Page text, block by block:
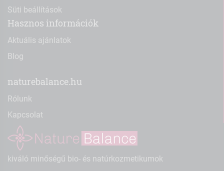
Süti beállítások
Hasznos információk
Aktuális ajánlatok
Blog
naturebalance.hu
Rólunk
Kapcsolat
kiváló minőségű bio- és natúrkozmetikumok